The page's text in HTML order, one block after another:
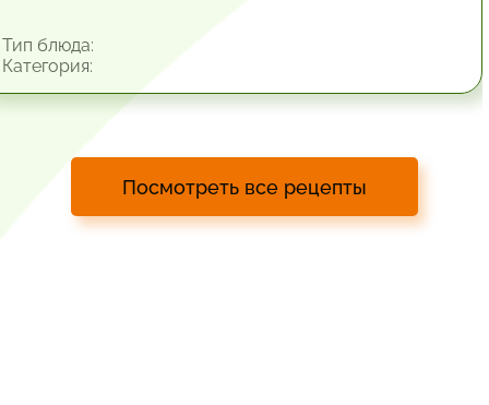
блюда:
Посмотреть все рецепты